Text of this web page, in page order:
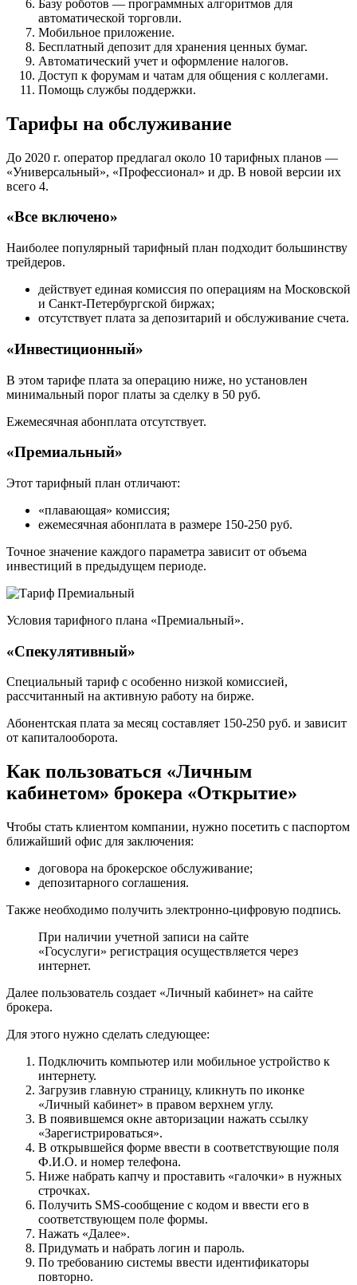
Базу роботов — программных алгоритмов для
автоматической торговли.
Мобильное приложение.
Бесплатный депозит для хранения ценных бумаг.
Автоматический учет и оформление налогов.
Доступ к форумам и чатам для общения с коллегами.
Помощь службы поддержки.
Тарифы на обслуживание
До 2020 г. оператор предлагал около 10 тарифных планов —
«Универсальный», «Профессионал» и др. В новой версии их
всего 4.
«Все включено»
Наиболее популярный тарифный план подходит большинству
трейдеров.
действует единая комиссия по операциям на Московской
и Санкт-Петербургской биржах;
отсутствует плата за депозитарий и обслуживание счета.
«Инвестиционный»
В этом тарифе плата за операцию ниже, но установлен
минимальный порог платы за сделку в 50 руб.
Ежемесячная абонплата отсутствует.
«Премиальный»
Этот тарифный план отличают:
«плавающая» комиссия;
ежемесячная абонплата в размере 150-250 руб.
Точное значение каждого параметра зависит от объема
инвестиций в предыдущем периоде.
Условия тарифного плана «Премиальный».
«Спекулятивный»
Специальный тариф с особенно низкой комиссией,
рассчитанный на активную работу на бирже.
Абонентская плата за месяц составляет 150-250 руб. и зависит
от капиталооборота.
Как пользоваться «Личным
кабинетом» брокера «Открытие»
Чтобы стать клиентом компании, нужно посетить с паспортом
ближайший офис для заключения:
договора на брокерское обслуживание;
депозитарного соглашения.
Также необходимо получить электронно-цифровую подпись.
При наличии учетной записи на сайте
«Госуслуги» регистрация осуществляется через
интернет.
Далее пользователь создает «Личный кабинет» на сайте
брокера.
Для этого нужно сделать следующее:
Подключить компьютер или мобильное устройство к
интернету.
Загрузив главную страницу, кликнуть по иконке
«Личный кабинет» в правом верхнем углу.
В появившемся окне авторизации нажать ссылку
«Зарегистрироваться».
В открывшейся форме ввести в соответствующие поля
Ф.И.О. и номер телефона.
Ниже набрать капчу и проставить «галочки» в нужных
строчках.
Получить SMS-сообщение с кодом и ввести его в
соответствующем поле формы.
Нажать «Далее».
Придумать и набрать логин и пароль.
По требованию системы ввести идентификаторы
повторно.